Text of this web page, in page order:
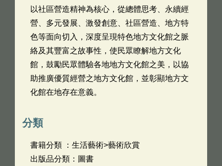
以社區營造精神為核心，從總體思考、永續經
營、多元發展、激發創意、社區營造、地方特
色等面向切入，深度呈現特色地方文化館之脈
絡及其豐富之故事性，使民眾瞭解地方文化
館，鼓勵民眾體驗各地地方文化館之美，以協
助推廣優質經營之地方文化館，並彰顯地方文
化館在地存在意義。
分類
書籍分類 ：生活藝術>藝術欣賞
出版品分類：圖書